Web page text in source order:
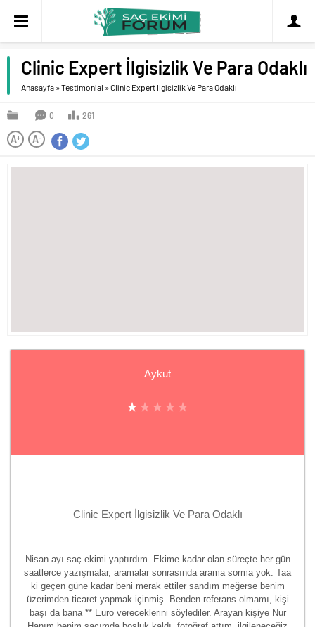
Clinic Expert İlgisizlik Ve Para Odaklı
Anasayfa »Testimonial »Clinic Expert İlgisizlik Ve Para Odaklı
0 261
A+ A-
Aykut
Clinic Expert İlgisizlik Ve Para Odaklı
Nisan ayı saç ekimi yaptırdım. Ekime kadar olan süreçte her gün
saatlerce yazışmalar, aramalar sonrasında arama sorma yok. Taa
ki geçen güne kadar beni merak ettiler sandım meğerse benim
üzerimden ticaret yapmak içinmiş. Benden referans olmamı, kişi
başı da bana ** Euro vereceklerini söylediler. Arayan kişiye Nur